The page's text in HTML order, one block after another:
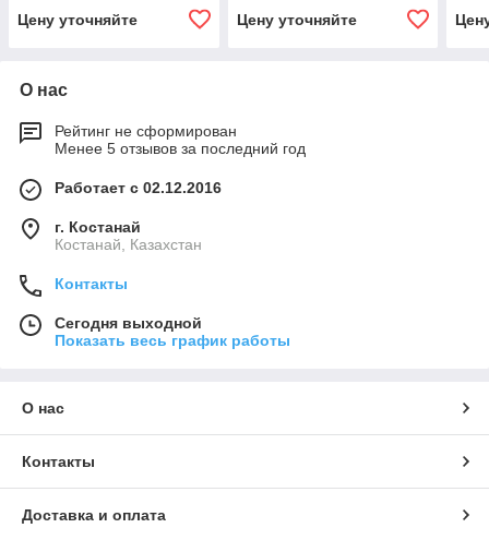
Цену уточняйте Цену уточняйте
О нас
Рейтинг не сформирован
Менее 5 отзывов за последний год
Работает с 02.12.2016
г. Костанай
Костанай, Казахстан
Контакты
Сегодня выходной
Показать весь график работы
О нас
Контакты
Доставка и оплата